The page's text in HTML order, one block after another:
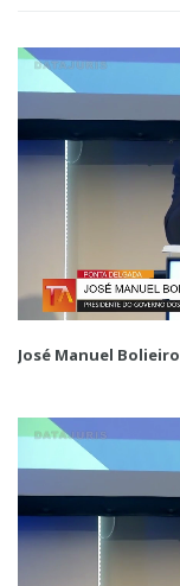
José Manuel Bolieiro